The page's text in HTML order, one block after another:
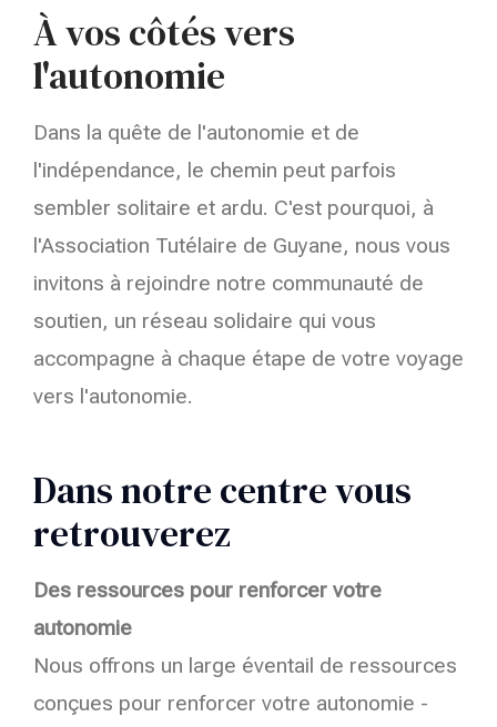
À vos côtés vers
l'autonomie
Dans la quête de l'autonomie et de
l'indépendance, le chemin peut parfois
sembler solitaire et ardu. C'est pourquoi, à
l'Association Tutélaire de Guyane, nous vous
invitons à rejoindre notre communauté de
soutien, un réseau solidaire qui vous
accompagne à chaque étape de votre voyage
vers l'autonomie.
Dans notre centre vous
retrouverez
Des ressources pour renforcer votre
autonomie
Nous offrons un large éventail de ressources
conçues pour renforcer votre autonomie -